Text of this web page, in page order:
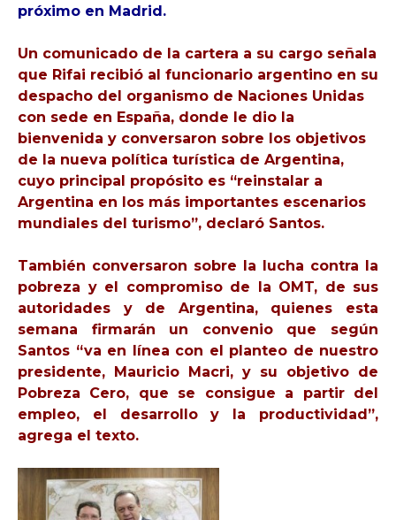
próximo en Madrid.
Un comunicado de la cartera a su cargo señala
que Rifai recibió al funcionario argentino en su
despacho del organismo de Naciones Unidas
con sede en España, donde le dio la
bienvenida y conversaron sobre los objetivos
de la nueva política turística de Argentina,
cuyo principal propósito es “reinstalar a
Argentina en los más importantes escenarios
mundiales del turismo”, declaró Santos.
También conversaron sobre la lucha contra la
pobreza y el compromiso de la OMT, de sus
autoridades y de Argentina, quienes esta
semana firmarán un convenio que según
Santos “va en línea con el planteo de nuestro
presidente, Mauricio Macri, y su objetivo de
Pobreza Cero, que se consigue a partir del
empleo, el desarrollo y la productividad”,
agrega el texto.